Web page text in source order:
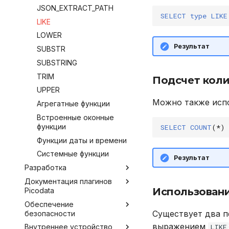
Настройка Systemd
Устранение неполадок
BACKUP
CALL
CREATE INDEX
CREATE PLUGIN
CREATE PROCEDURE
CREATE ROLE
CREATE TABLE
CREATE USER
DELETE
DROP INDEX
DROP PLUGIN
DROP PROCEDURE
DROP ROLE
DROP TABLE
EXPLAIN
GRANT
JSON_EXTRACT_PATH
LIKE
LOWER
SUBSTR
SUBSTRING
TRIM
UPPER
Агрегатные функции
Встроенные оконные
функции
Функции даты и времени
Системные функции
Разработка
Инструментарий
разработчика
Внешние коннекторы
JDBC
Работа с плагинами
Документация плагинов
Picodata
Обзор доступных плагинов
Argus
Обеспечение
безопасности
Работа в защищенной ОС
Внутреннее устройство
SELECT type LIKE
Результат
Подсчет
Можно также
SELECT COUNT(*)
Результат
Существует два
выражением LIKE